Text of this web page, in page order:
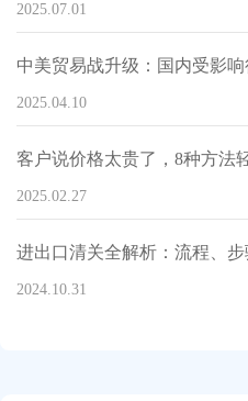
2025.07.01
2025.04.10
2025.02.27
2024.10.31